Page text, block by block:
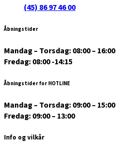
(45) 86 97 46 00
Åbningstider
Mandag – Torsdag: 08:00 – 16:00
Fredag: 08:00 -14:15
Åbningstider for HOTLINE
Mandag – Torsdag: 09:00 – 15:00
Fredag: 09:00 – 13:00
Info og vilkår